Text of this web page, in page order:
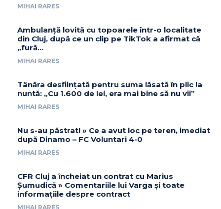
MIHAI RARES
Ambulanță lovită cu topoarele într-o localitate
din Cluj, după ce un clip pe TikTok a afirmat că
„fură…
MIHAI RARES
Tânăra desființată pentru suma lăsată în plic la
nuntă: „Cu 1.600 de lei, era mai bine să nu vii”
MIHAI RARES
Nu s-au păstrat! » Ce a avut loc pe teren, imediat
după Dinamo – FC Voluntari 4-0
MIHAI RARES
CFR Cluj a încheiat un contrat cu Marius
Șumudică » Comentariile lui Varga și toate
informațiile despre contract
MIHAI RARES